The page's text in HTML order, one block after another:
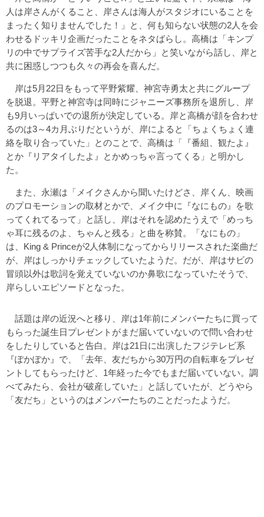
人は岸さんがくること、岸さんは海人がスタジオにいることを
まったく知りませんでした！」と、何も知らない状態の2人を会
わせるドッキリ企画だったことをネタばらし。高橋は「キンプ
リの中でサプライズ苦手な2人だから」と笑いながら話し、岸と
共に困惑しつつも久々の再会を喜んだ。
岸は5月22日をもって平野紫耀、神宮寺勇太と共にグループ
を脱退。平野と神宮寺は同時にジャニーズ事務所を退所し、岸
も9月いっぱいでの退所が決定している。岸と高橋が顔を合わせ
るのは3～4カ月ぶりだというが、岸によると「ちょくちょく連
絡を取り合っていた」とのことで、高橋は「『番組、観たよ』
とか『リアタイしたよ』とかめっちゃ言ってくる」と明かし
た。
また、永瀬は「メイクさんから聞いたけどさ、岸くん、映画
のプロモーションの取材とかで、メイク中に『なにもの』を歌
ってくれてるって」と話し、岸はそれを認めたうえで「めっち
ゃ耳に残るのよ、ちゃんと残る」と曲を称賛。「なにもの」
は、King & Princeが2人体制になってからリリースされた楽曲だ
が、岸はしっかりチェックしていたようだ。だが、岸はサビの
冒頭以外は歌詞を覚えていないのか鼻歌になっていたそうで、
岸らしいエピソードとなった。
話題は岸の近況へと移り、岸は1年前にメンバーたちに買って
もらった誕生日プレゼントがまだ届いていないので問い合わせ
をしたりしていると告白。岸は21日に出演したフジテレビ系
『ぽかぽか』で、「去年、友だちから30万円の自転車をプレゼ
ントしてもらったけど、1年経った今でもまだ届いていない。調
べてみたら、会社が破産していた」と話していたが、どうやら
「友だち」というのはメンバーたちのことだったようだ。